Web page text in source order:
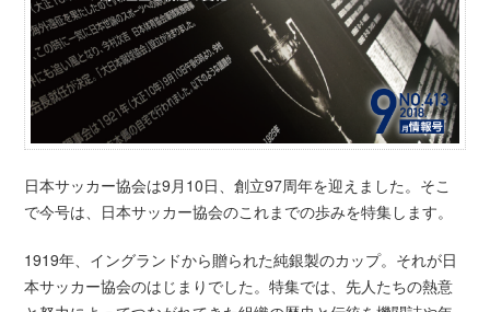
日本サッカー協会は9月10日、創立97周年を迎えました。そこ
で今号は、日本サッカー協会のこれまでの歩みを特集します。
1919年、イングランドから贈られた純銀製のカップ。それが日
本サッカー協会のはじまりでした。特集では、先人たちの熱意